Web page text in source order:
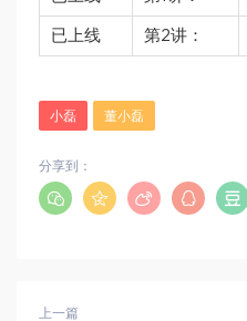
已上线 第2讲：
小磊 董小磊
分享到：
上一篇